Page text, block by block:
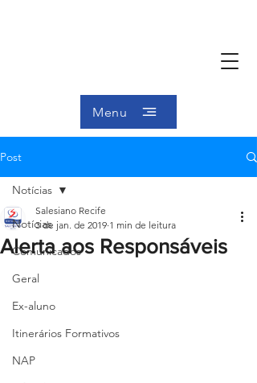
Menu
Post
Notícias
Comunicados
Geral
Ex-aluno
Itinerários Formativos
NAP
Notícias
Alerta aos Responsáveis
Salesiano Recife
3 de jan. de 2019 1 min de leitura